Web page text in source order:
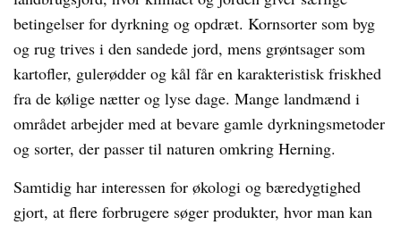
betingelser for dyrkning og opdræt. Kornsorter som byg
og rug trives i den sandede jord, mens grøntsager som
kartofler, gulerødder og kål får en karakteristisk friskhed
fra de kølige nætter og lyse dage. Mange landmænd i
området arbejder med at bevare gamle dyrkningsmetoder
og sorter, der passer til naturen omkring Herning.
Samtidig har interessen for økologi og bæredygtighed
gjort, at flere forbrugere søger produkter, hvor man kan